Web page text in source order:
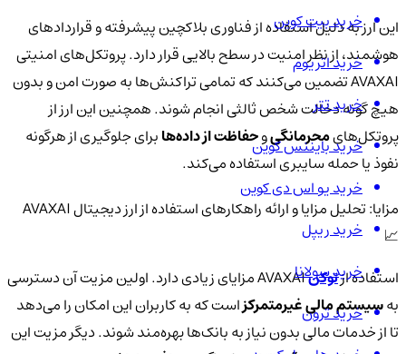
این ارز به دلیل استفاده از فناوری بلاکچین پیشرفته و قراردادهای
هوشمند، از نظر امنیت در سطح بالایی قرار دارد. پروتکل‌های امنیتی
AVAXAI تضمین می‌کنند که تمامی تراکنش‌ها به صورت امن و بدون
هیچ گونه دخالت شخص ثالثی انجام شوند. همچنین این ارز از
پروتکل‌هایمحرمانگیوحفاظت از داده‌هابرای جلوگیری از هرگونه
نفوذ یا حمله سایبری استفاده می‌کند.
مزایا: تحلیل مزایا و ارائه راهکارهای استفاده از ارز دیجیتال AVAXAI
📈
استفاده ازتوکن
AVAXAI مزایای زیادی دارد. اولین مزیت آن دسترسی
بهسیستم مالی غیرمتمرکزاست که به کاربران این امکان را می‌دهد
تا از خدمات مالی بدون نیاز به بانک‌ها بهره‌مند شوند. دیگر مزیت این
خرید بیت کوین
خرید اتریوم
خرید تتر
خرید بایننس کوین
خرید یو اس دی کوین
خرید ریپل
خرید سولانا
خرید ترون